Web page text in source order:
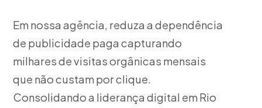
Em nossa agência, reduza a dependência
de publicidade paga capturando
milhares de visitas orgânicas mensais
que não custam por clique.
Consolidando a liderança digital em Rio